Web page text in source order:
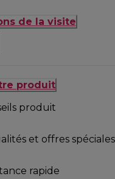
de la visite
produit
produit
et offres spéciales
rapide